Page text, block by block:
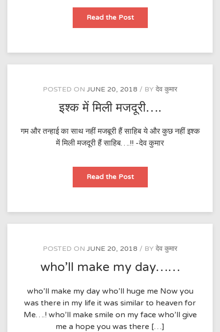
Read the PostPast
POSTED ON JUNE 20, 2018 BY देव कुमार
इश्क में मिली मजदूरी….
गम और तन्हाई का साथ नहीं मजबूरी हैं साहिब ये और कुछ नहीं इश्क
में मिली मजदूरी हैं साहिब….!! -देव कुमार
Read the Postइश्क
मिली
POSTED ON JUNE 20, 2018 BY देव कुमार
who’ll make my day……
who’ll make my day who’ll huge me Now you
was there in my life it was similar to heaven for
Me….! who’ll make smile on my face who’ll give
me a hope you was there […]